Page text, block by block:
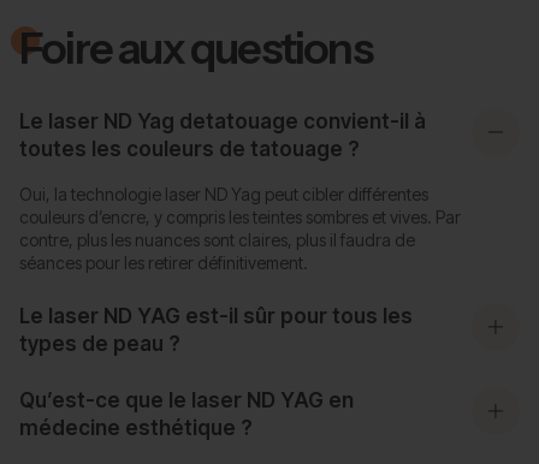
Foire aux questions
Le laser ND Yag detatouage convient-il à
toutes les couleurs de tatouage ?
Oui, la technologie laser ND Yag peut cibler différentes
couleurs d’encre, y compris les teintes sombres et vives. Par
contre, plus les nuances sont claires, plus il faudra de
séances pour les retirer définitivement.
Le laser ND YAG est-il sûr pour tous les
types de peau ?
Qu’est-ce que le laser ND YAG en
médecine esthétique ?